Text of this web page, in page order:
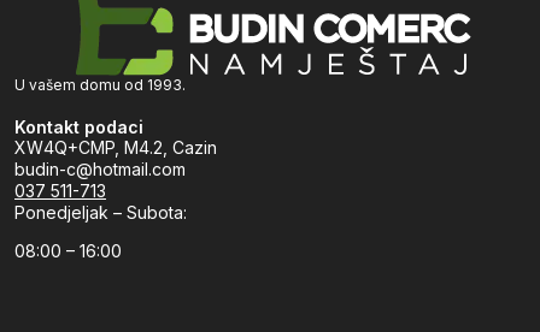
U vašem domu od 1993.
Kontakt podaci
XW4Q+CMP, M4.2, Cazin
budin-c@hotmail.com
037 511-713
Ponedjeljak – Subota:
08:00 – 16:00